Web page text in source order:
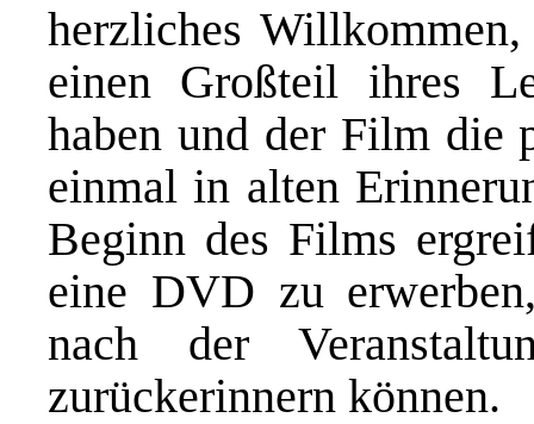
herzliches
einen Großteil ihres
haben und der Film die
einmal in alten
Beginn des Films
eine DVD zu
nach der
zurückerinnern können.